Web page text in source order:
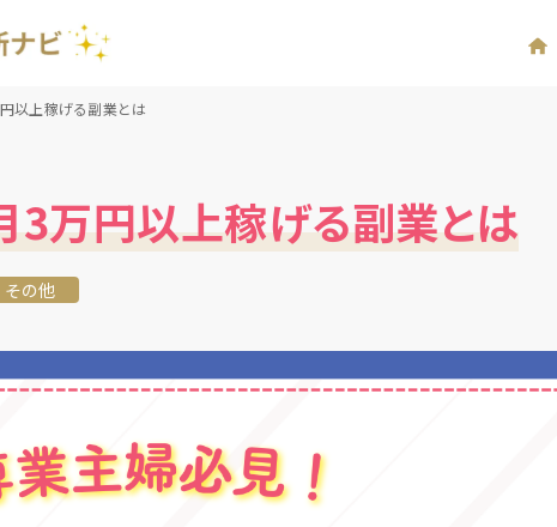
以上稼げる副業とは
3万円以上稼げる副業とは
その他